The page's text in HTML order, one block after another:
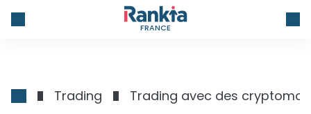
FRANCE
Trading Trading avec des